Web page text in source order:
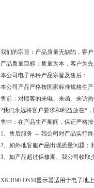
我们的宗旨：产品质量无缺陷，客
产品质量目标：质量为本，客户为
本公司电子吊秤产品宗旨及售后：
本公司产品严格按国家标准规格生
售前：对顾客的来电、来函、来访
?我们永远将客户要求和利益放在*
售中：在产品生产期间，保证严格
1、售后服务 → 我公司对产品实行
2、如外地客服产品出现质量问题；
3、如产品超过保修期、我公司收取
XK3190-DS10显示器适用于电子地